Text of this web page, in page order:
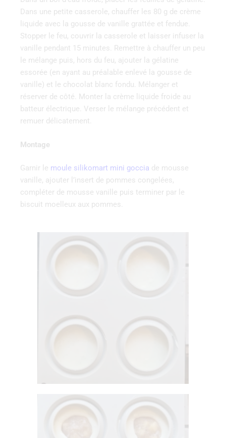
Dans une petite casserole, chauffer les 80 g de crème
liquide avec la gousse de vanille grattée et fendue.
Stopper le feu, couvrir la casserole et laisser infuser la
vanille pendant 15 minutes. Remettre à chauffer un peu
le mélange puis, hors du feu, ajouter la gélatine
essorée (en ayant au préalable enlevé la gousse de
vanille) et le chocolat blanc fondu. Mélanger et
réserver de côté. Monter la crème liquide froide au
batteur électrique. Verser le mélange précédent et
remuer délicatement.
Montage
Garnir le moule silikomart mini goccia de mousse
vanille, ajouter l’insert de pommes congelées,
compléter de mousse vanille puis terminer par le
biscuit moelleux aux pommes.